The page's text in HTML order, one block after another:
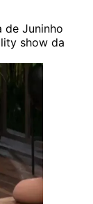
de Juninho
show da